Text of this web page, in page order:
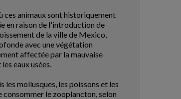
ces animaux sont historiquement
en raison de l'introduction de
de la ville de Mexico,
avec une végétation
affectée par la mauvaise
eaux usées.
mollusques, les poissons et les
consommer le zooplancton, selon